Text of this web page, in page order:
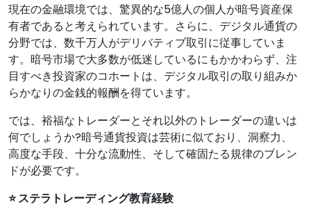
現在の金融環境では、驚異的な5億人の個人が暗号資産保
有者であると考えられています。さらに、デジタル通貨の
分野では、数千万人がデリバティブ取引に従事していま
す。暗号市場で大多数が低迷しているにもかかわらず、注
目すべき投資家のコホートは、デジタル取引の取り組みか
らかなりの金銭的報酬を得ています。
では、裕福なトレーダーとそれ以外のトレーダーの違いは
何でしょうか?暗号通貨投資は芸術に似ており、洞察力、
高度な手段、十分な流動性、そして確固たる規律のブレン
ドが必要です。
⭐ ステラトレーディング教育経験